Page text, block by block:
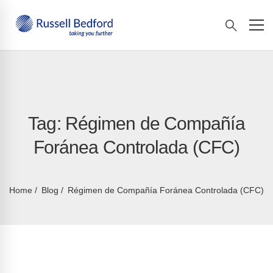
Tag: Régimen de Compañía
Foránea Controlada (CFC)
Home Blog Régimen de Compañía Foránea Controlada (CFC)